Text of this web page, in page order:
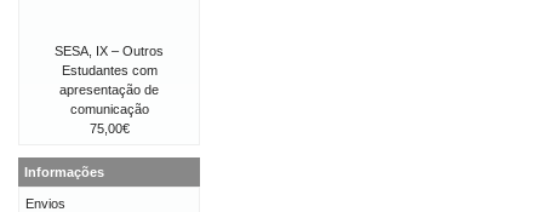
SESA, IX – Outros
Estudantes com
apresentação de
comunicação
75,00€
Informações
Envios